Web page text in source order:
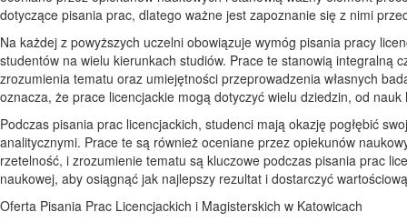
dotyczące pisania prac, dlatego ważne jest zapoznanie się z nimi
Na każdej z powyższych uczelni obowiązuje wymóg pisania pracy
studentów na wielu kierunkach studiów. Prace te stanowią integralną
zrozumienia tematu oraz umiejętności przeprowadzenia własnych
oznacza, że prace licencjackie mogą dotyczyć wielu dziedzin, od
Podczas pisania prac licencjackich, studenci mają okazję pogłębić
analitycznymi. Prace te są również oceniane przez opiekunów
rzetelność, i zrozumienie tematu są kluczowe podczas pisania prac
naukowej, aby osiągnąć jak najlepszy rezultat i dostarczyć
Oferta Pisania Prac Licencjackich i Magisterskich w Katowicach